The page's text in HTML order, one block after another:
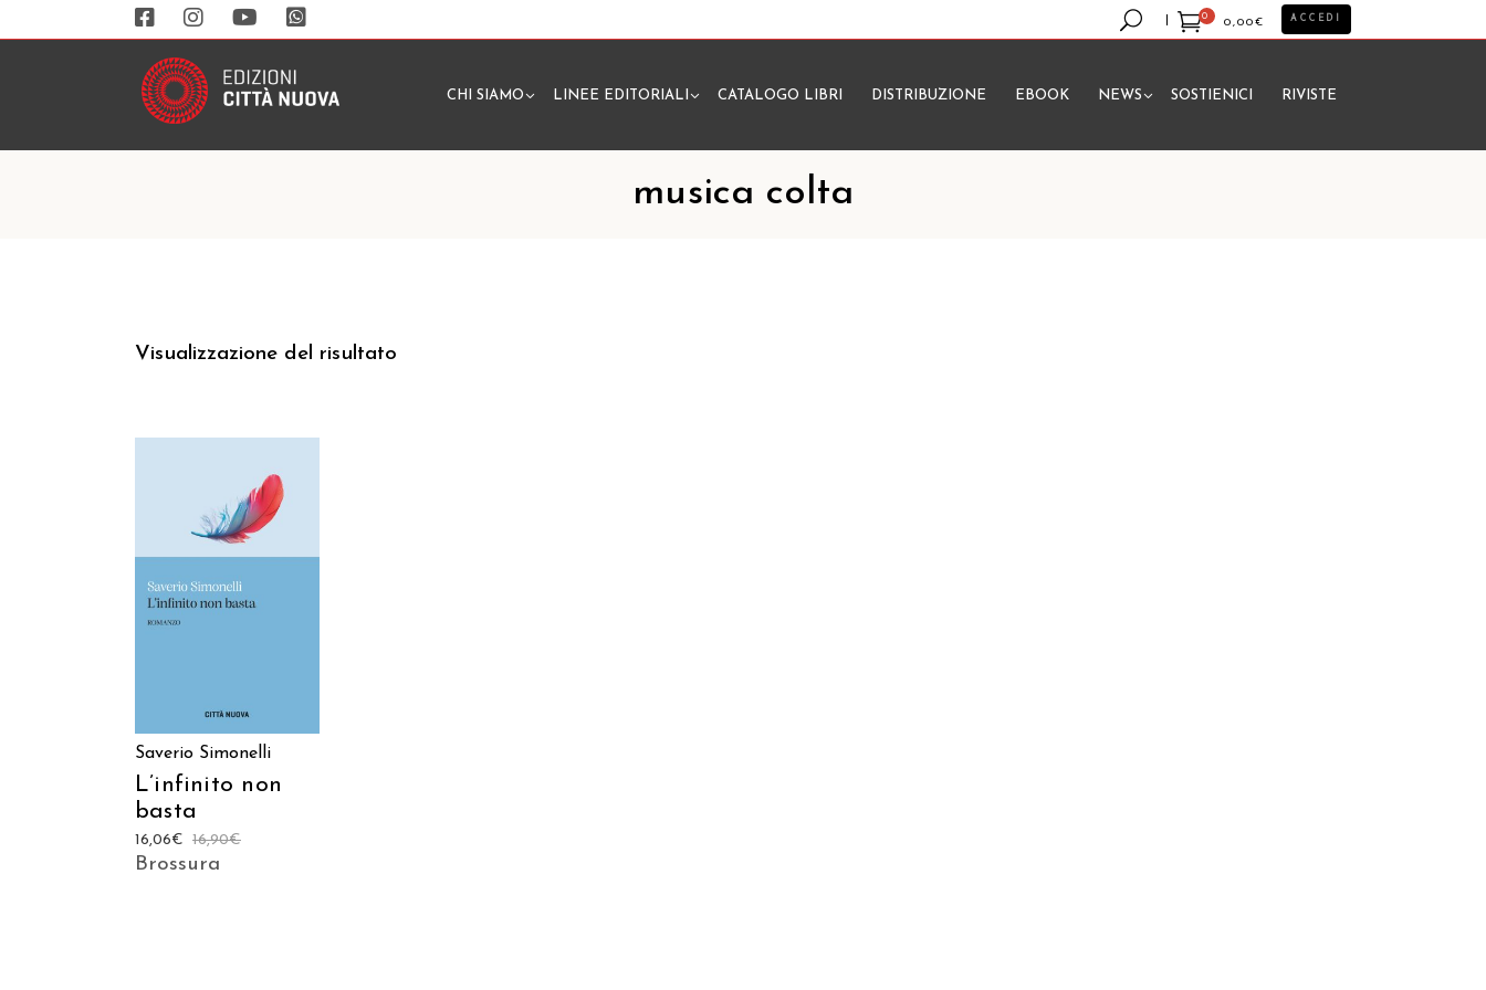
0
0,00€
Nessun prodotto nel carrello.
ACCEDI
CHI SIAMO LINEE EDITORIALI CATALOGO LIBRI DISTRIBUZIONE EBOOK NEWS SOSTIENICI RIVISTE
musica colta
Visualizzazione del risultato
AGGIUNGI AL CARRELLO
Saverio Simonelli
L’infinito non
basta
16,90€
16,06€
Brossura